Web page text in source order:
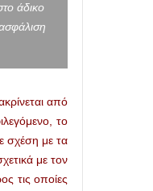
άδικο
από
το
σχέση με τα
με τον
τις οποίες